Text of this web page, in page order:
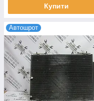
Купити
Автошрот